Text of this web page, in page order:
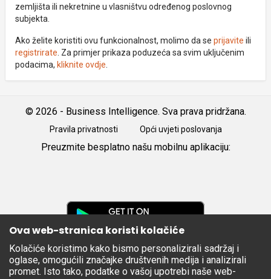
zemljišta ili nekretnine u vlasništvu određenog poslovnog
subjekta.
Ako želite koristiti ovu funkcionalnost, molimo da se prijavite ili
registrirate . Za primjer prikaza poduzeća sa svim uključenim
podacima, kliknite ovdje
© 2026 - Business Intelligence. Sva prava pridržana.
Pravila privatnosti Opći uvjeti poslovanja
Preuzmite besplatno našu mobilnu aplikaciju:
Apple
Store
Ova web-stranica koristi kolačiće
Kolačiće koristimo kako bismo personalizirali sadržaj i
oglase, omogućili značajke društvenih medija i analizirali
promet. Isto tako, podatke o vašoj upotrebi naše web-